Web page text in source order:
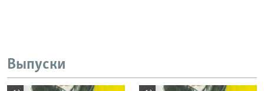
Выпуски